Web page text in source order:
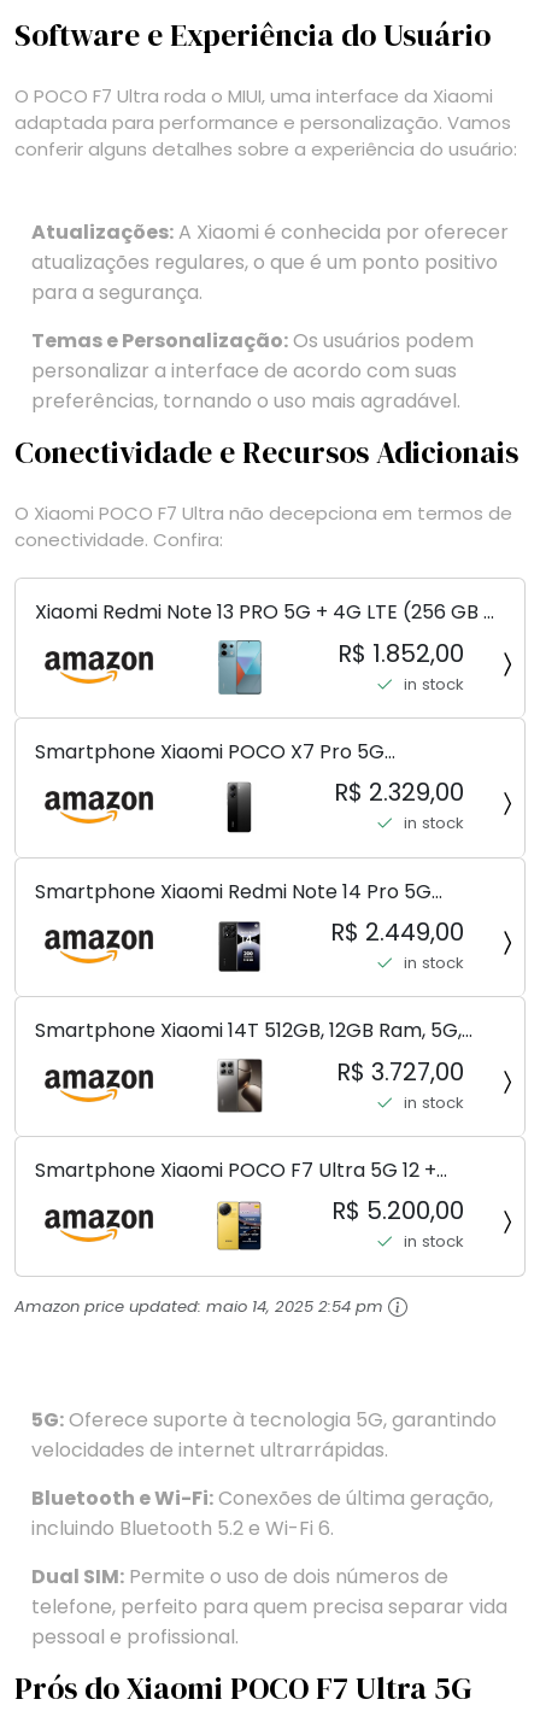
Software e Experiência do Usuário
O POCO F7 Ultra roda o MIUI, uma interface da Xiaomi
adaptada para performance e personalização. Vamos
conferir alguns detalhes sobre a experiência do usuário:
Atualizações:A Xiaomi é conhecida por oferecer
atualizações regulares, o que é um ponto positivo
para a segurança.
Temas e Personalização:Os usuários podem
personalizar a interface de acordo com suas
preferências, tornando o uso mais agradável.
Conectividade e Recursos Adicionais
O Xiaomi POCO F7 Ultra não decepciona em termos de
conectividade. Confira:
Xiaomi Redmi Note 13 PRO 5G + 4G LTE (256 GB +
8 GB) 200 MP Triplo (Mobile Mint Tello e) +
(Pacote de carregador duplo de carro rápido)
(Ocean Teal (ROM))
R$ 1.852,00
in stock
Smartphone Xiaomi POCO X7 Pro 5G
8+256GB/12+256GB/12+512GB
R$ 2.329,00
in stock
Smartphone Xiaomi Redmi Note 14 Pro 5G
Midnight Black (Preto) 12GB RAM 512GB ROM NFC
[ 24090RA29G ]
R$ 2.449,00
in stock
Smartphone Xiaomi 14T 512GB, 12GB Ram, 5G,
Leica, Cinza - no Brasil
R$ 3.727,00
in stock
Smartphone Xiaomi POCO F7 Ultra 5G 12 +
256GB/16+512GB Processador Snapdragon 8 Elite
Top de Linha Chip VisionBoost D7 para Jogos
Pesados Tela Flow AMOLED 2K...
R$ 5.200,00
in stock
Amazon price updated: maio 14, 2025 2:54 pm
5G:Oferece suporte à tecnologia 5G, garantindo
velocidades de internet ultrarrápidas.
Bluetooth e Wi-Fi:Conexões de última geração,
incluindo Bluetooth 5.2 e Wi-Fi 6.
Dual SIM: Permite o uso de dois números de
telefone, perfeito para quem precisa separar vida
pessoal e profissional.
Prós do Xiaomi POCO F7 Ultra 5G